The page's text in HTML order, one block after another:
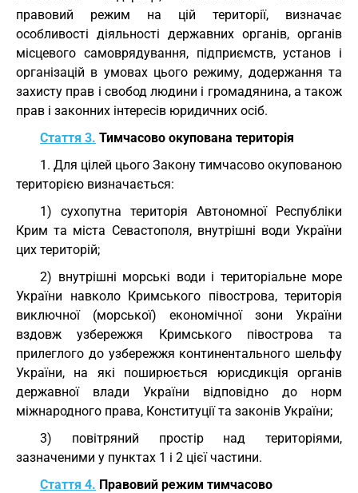
правовий режим на цій території, визначає
особливості діяльності державних органів, органів
місцевого самоврядування, підприємств, установ і
організацій в умовах цього режиму, додержання та
захисту прав і свобод людини і громадянина, а також
прав і законних інтересів юридичних осіб.
Стаття 3. Тимчасово окупована територія
1. Для цілей цього Закону тимчасово окупованою
територією визначається:
1) сухопутна територія Автономної Республіки
Крим та міста Севастополя, внутрішні води України
цих територій;
2) внутрішні морські води і територіальне море
України навколо Кримського півострова, територія
виключної (морської) економічної зони України
вздовж узбережжя Кримського півострова та
прилеглого до узбережжя континентального шельфу
України, на які поширюється юрисдикція органів
державної влади України відповідно до норм
міжнародного права, Конституції та законів України;
3) повітряний простір над територіями,
зазначеними у пунктах 1 і 2 цієї частини.
Стаття 4. Правовий режим тимчасово